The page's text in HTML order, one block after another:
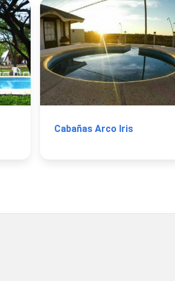
Cabañas Arco Iris